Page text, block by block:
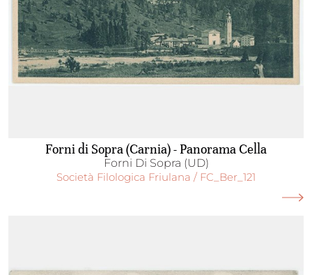
Forni di Sopra (Carnia) - Panorama Cella
Forni Di Sopra (UD)
Società Filologica Friulana / FC_Ber_121